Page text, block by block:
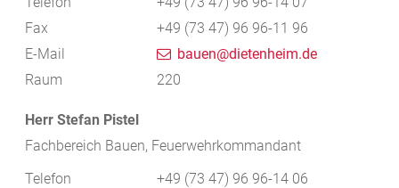
Fax
+49 (73 47) 96 96-11 96
E-Mail
bauen@dietenheim.de
Raum
220
Herr Stefan Pistel
Fachbereich Bauen, Feuerwehrkommandant
Telefon
+49 (73 47) 96 96-14 06